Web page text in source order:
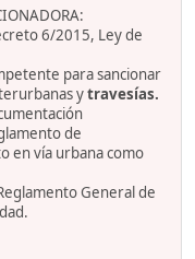
6/2015, Ley de
para sancionar
ytravesías.
de
en vía urbana como
General de